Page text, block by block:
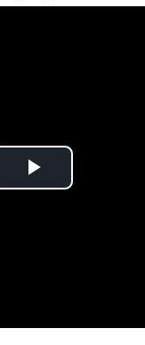
Play